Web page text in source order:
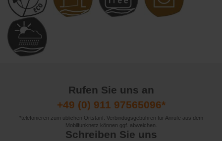
Rufen Sie uns an
+49 (0) 911 97565096*
*telefonieren zum üblichen Ortstarif. Verbindugsgebühren für Anrufe aus dem
Mobilfunknetz können ggf. abweichen.
Schreiben Sie uns